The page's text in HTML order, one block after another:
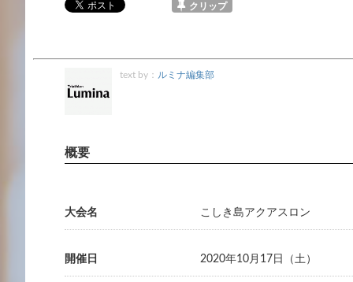
クリップ
text by： ルミナ編集部
大会名 こしき島アクアスロン
開催日 2020年10月17日（土）